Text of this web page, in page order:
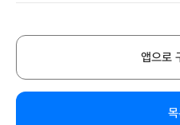
앱으로